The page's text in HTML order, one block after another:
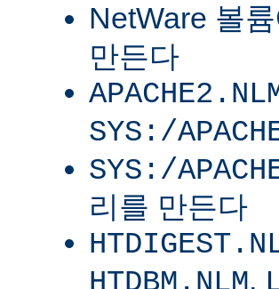
NetWare 볼륨
만든다
SYS:/
SYS:/
리를 만든다
,